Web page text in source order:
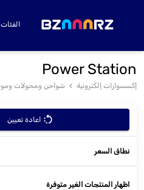
الفئات
Power Station
إكسسوارات إلكترونية شواحن ومحولات
اعادة تعيين
نطاق السعر
اظهار المنتجات الغير متوفرة